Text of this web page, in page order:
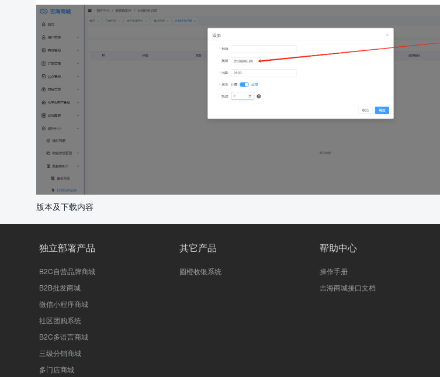
版本及下载内容
独立部署产品
B2C自营品牌商城
B2B批发商城
微信小程序商城
社区团购系统
B2C多语言商城
三级分销商城
多门店商城
其它产品
圆橙收银系统
帮助中心
操作手册
吉海商城接口文档